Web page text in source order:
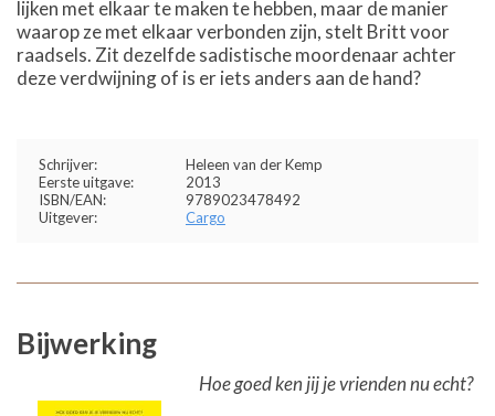
lijken met elkaar te maken te hebben, maar de manier
waarop ze met elkaar verbonden zijn, stelt Britt voor
raadsels. Zit dezelfde sadistische moordenaar achter
deze verdwijning of is er iets anders aan de hand?
Schrijver:
Heleen van der Kemp
Eerste uitgave:
2013
ISBN/EAN:
9789023478492
Uitgever:
Cargo
Bijwerking
Hoe goed ken jij je vrienden nu echt?